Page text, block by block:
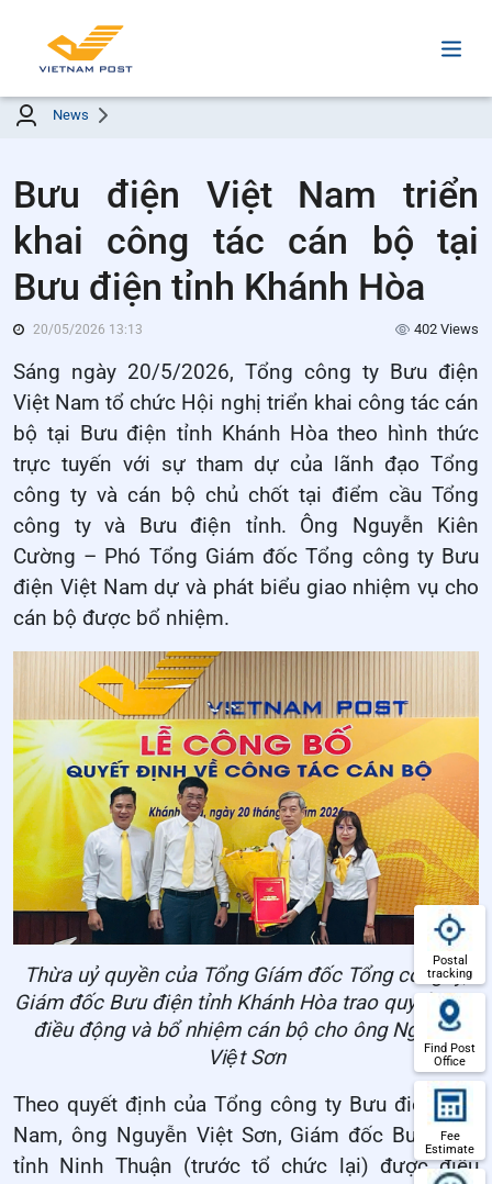
News
Bưu điện Việt Nam triển
khai công tác cán bộ tại
Bưu điện tỉnh Khánh Hòa
20/05/2026 13:13 402 Views
Sáng ngày 20/5/2026, Tổng công ty Bưu điện
Việt Nam tổ chức Hội nghị triển khai công tác cán
bộ tại Bưu điện tỉnh Khánh Hòa theo hình thức
trực tuyến với sự tham dự của lãnh đạo Tổng
công ty và cán bộ chủ chốt tại điểm cầu Tổng
công ty và Bưu điện tỉnh. Ông Nguyễn Kiên
Cường – Phó Tổng Giám đốc Tổng công ty Bưu
điện Việt Nam dự và phát biểu giao nhiệm vụ cho
cán bộ được bổ nhiệm.
Thừa uỷ quyền của Tổng Gíám đốc Tổng công ty,
Giám đốc Bưu điện tỉnh Khánh Hòa trao quyết định
điều động và bổ nhiệm cán bộ cho ông Nguyễn
Việt Sơn
Theo quyết định của Tổng công ty Bưu điện Việt
Nam, ông Nguyễn Việt Sơn, Giám đốc Bưu điện
tỉnh Ninh Thuận (trước tổ chức lại) được điều
Postal
tracking
Find Post
Office
Fee
Estimate